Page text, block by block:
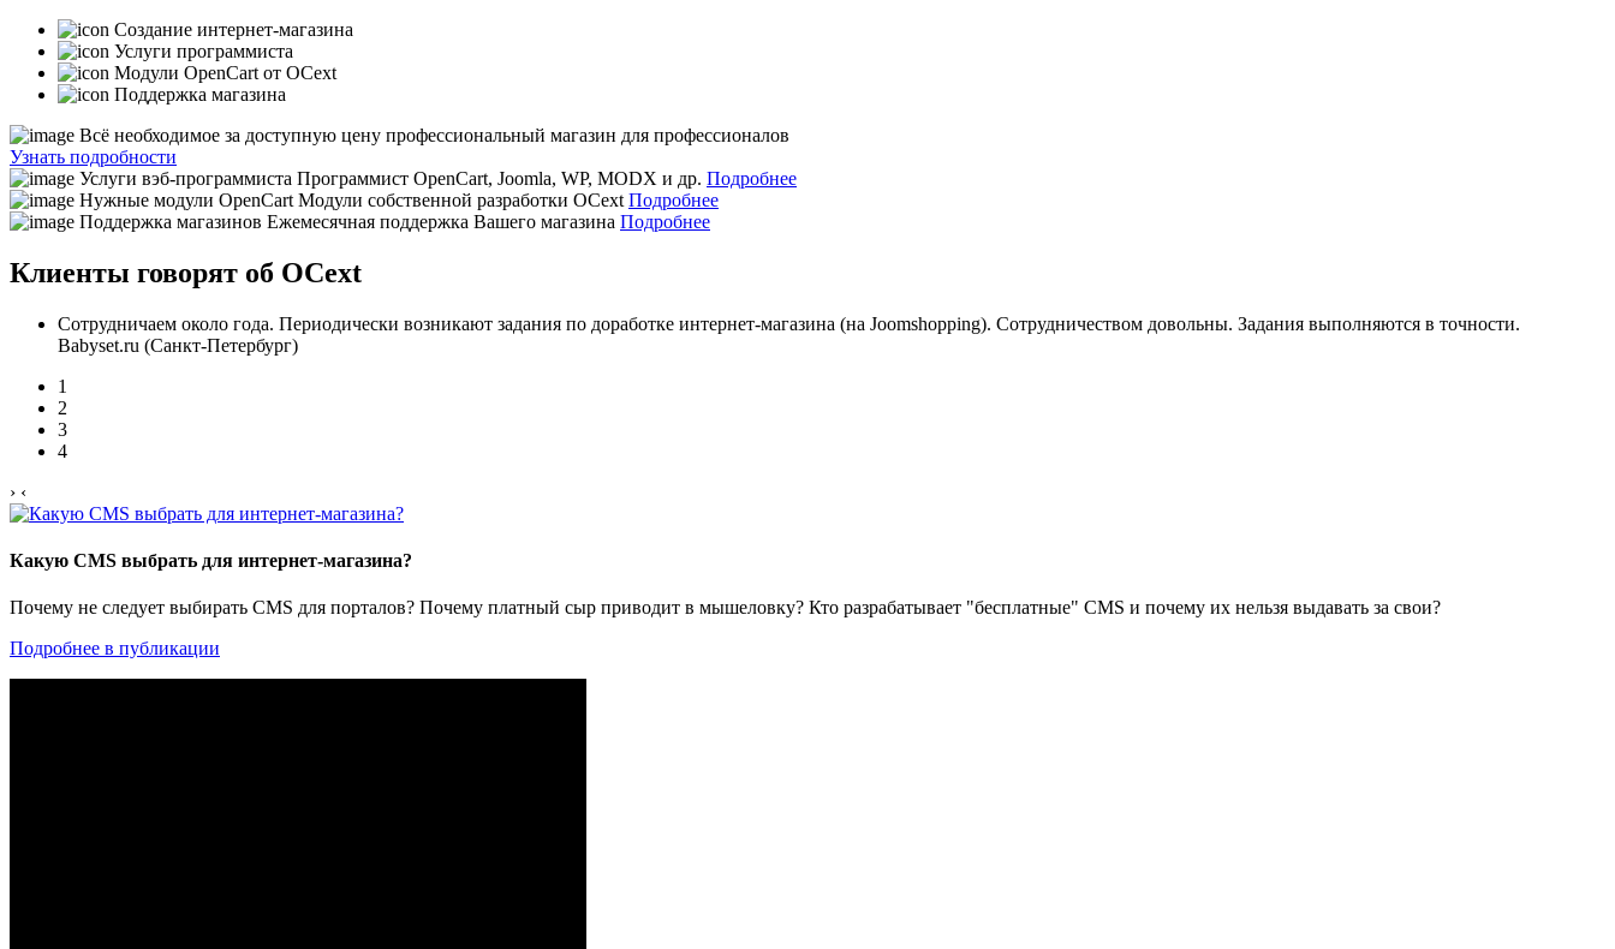
Создание интернет-магазина
Услуги программиста
Модули OpenCart от OCext
Поддержка магазина
Bсё необходимое за доступную цену профессиональный магазин для профессионалов
Узнать подробности
Услуги вэб-программиста Программист OpenCart, Joomla, WP, MODX и др. Подробнее
Нужные модули OpenCart Модули собственной разработки OCext Подробнее
Поддержка магазинов Ежемесячная поддержка Вашего магазина Подробнее
Клиенты говорят об OCext
Сотрудничаем около года. Периодически возникают задания по доработке интернет-магазина (на Joomshopping). Сотрудничеством довольны. Задания выполняются в точности.
Babyset.ru (Санкт-Петербург)
1
2
3
4
› ‹
Какую CMS выбрать для интернет-магазина?
Почему не следует выбирать CMS для порталов? Почему платный сыр приводит в мышеловку? Кто разрабатывает "бесплатные" CMS и почему их нельзя выдавать за свои?
Подробнее в публикации